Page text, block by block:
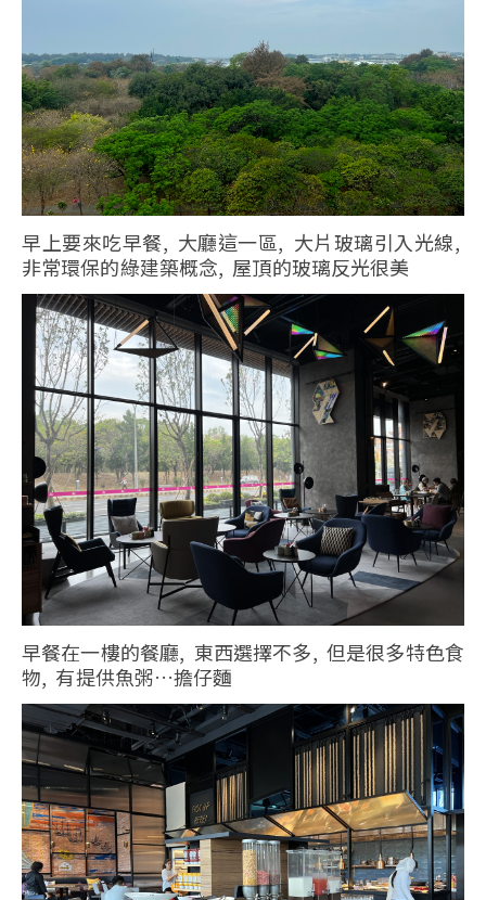
早上要來吃早餐, 大廳這一區, 大片玻璃引入光線,
非常環保的綠建築概念, 屋頂的玻璃反光很美
早餐在一樓的餐廳, 東西選擇不多, 但是很多特色食
物, 有提供魚粥…擔仔麵